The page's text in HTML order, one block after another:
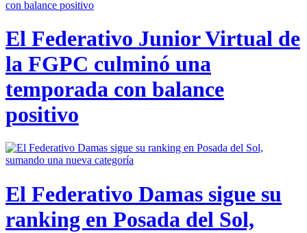
El Federativo Junior Virtual de
la FGPC culminó una
temporada con balance
positivo
El Federativo Damas sigue su
ranking en Posada del Sol,